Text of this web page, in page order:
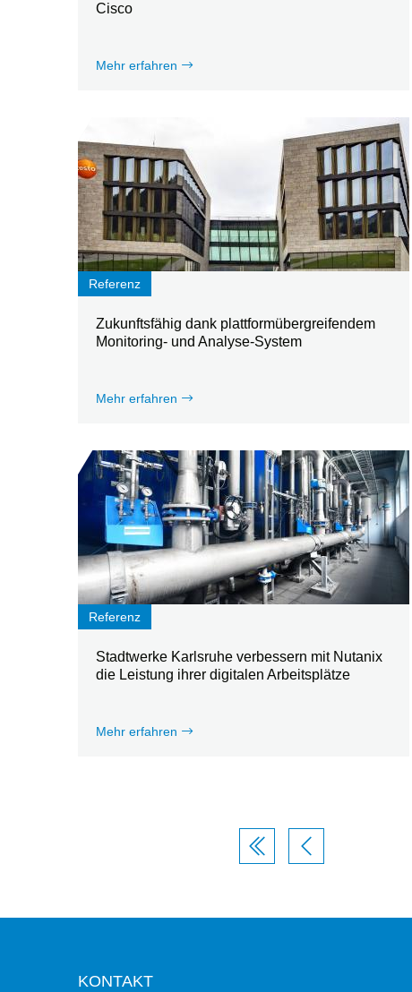
Cisco
Mehr erfahren
Referenz
Zukunftsfähig dank plattformübergreifendem
Monitoring- und Analyse-System
Mehr erfahren
Referenz
Stadtwerke Karlsruhe verbessern mit Nutanix
die Leistung ihrer digitalen Arbeitsplätze
Mehr erfahren
KONTAKT